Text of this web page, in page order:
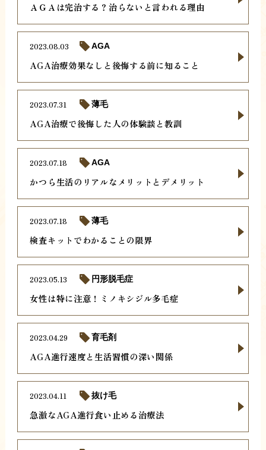
ＡＧＡは完治する？治らないと言われる理由
AGA治療効果なしと後悔する前に知ること
2023.08.03 AGA
AGA治療で後悔した人の体験談と教訓
2023.07.31 薄毛
かつら生活のリアルなメリットとデメリット
2023.07.18 AGA
検査キットでわかることの限界
2023.07.18 薄毛
女性は特に注意！ミノキシジル多毛症
2023.05.13 円形脱毛症
AGA進行速度と生活習慣の深い関係
2023.04.29 育毛剤
急激なAGA進行食い止める治療法
2023.04.11 抜け毛